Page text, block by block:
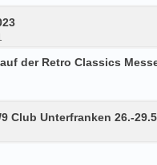
der Retro Classics
Club Unterfranken 26.-